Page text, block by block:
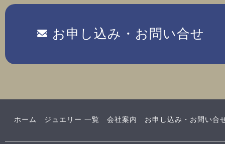
お申し込み・お問い合せ
ホーム ジュエリー 一覧 会社案内 お申し込み・お問い合